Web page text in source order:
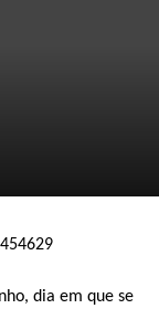
dia em que se